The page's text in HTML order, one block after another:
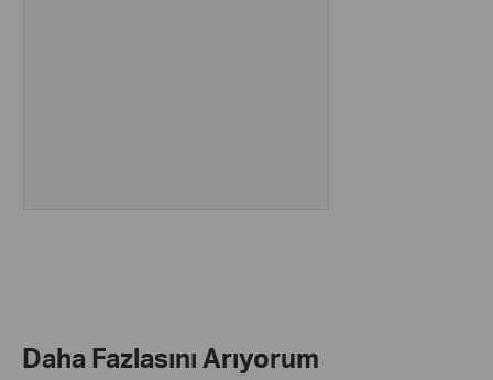
Daha Fazlasını Arıyorum